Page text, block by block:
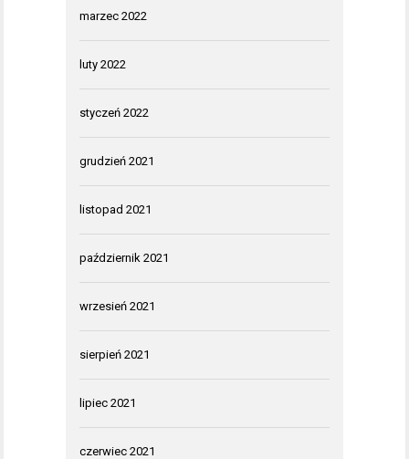
marzec 2022
luty 2022
styczeń 2022
grudzień 2021
listopad 2021
październik 2021
wrzesień 2021
sierpień 2021
lipiec 2021
czerwiec 2021